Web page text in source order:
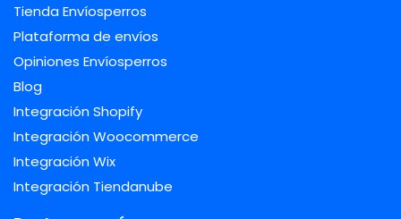
Tienda Envíosperros
Plataforma de envíos
Opiniones Envíosperros
Blog
Integración Shopify
Integración Woocommerce
Integración Wix
Integración Tiendanube